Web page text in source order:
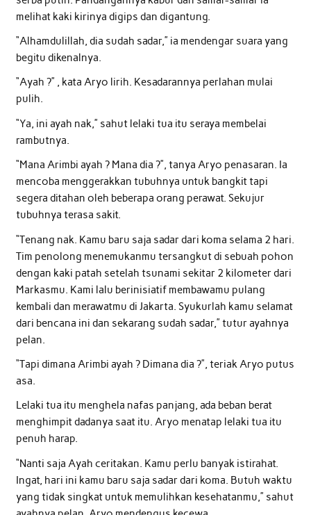
melihat kaki kirinya digips dan digantung.
“Alhamdulillah, dia sudah sadar,” ia mendengar suara yang
begitu dikenalnya.
“Ayah ?” , kata Aryo lirih. Kesadarannya perlahan mulai
pulih.
“Ya, ini ayah nak,” sahut lelaki tua itu seraya membelai
rambutnya.
“Mana Arimbi ayah ? Mana dia ?”, tanya Aryo penasaran. Ia
mencoba menggerakkan tubuhnya untuk bangkit tapi
segera ditahan oleh beberapa orang perawat. Sekujur
tubuhnya terasa sakit.
“Tenang nak. Kamu baru saja sadar dari koma selama 2 hari.
Tim penolong menemukanmu tersangkut di sebuah pohon
dengan kaki patah setelah tsunami sekitar 2 kilometer dari
Markasmu. Kami lalu berinisiatif membawamu pulang
kembali dan merawatmu di Jakarta. Syukurlah kamu selamat
dari bencana ini dan sekarang sudah sadar,” tutur ayahnya
pelan.
“Tapi dimana Arimbi ayah ? Dimana dia ?”, teriak Aryo putus
asa.
Lelaki tua itu menghela nafas panjang, ada beban berat
menghimpit dadanya saat itu. Aryo menatap lelaki tua itu
penuh harap.
“Nanti saja Ayah ceritakan. Kamu perlu banyak istirahat.
Ingat, hari ini kamu baru saja sadar dari koma. Butuh waktu
yang tidak singkat untuk memulihkan kesehatanmu,” sahut